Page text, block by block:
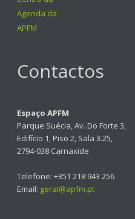
Contactos
Espaço APFM
Parque Suécia, Av. Do Forte 3,
Edifício 1, Piso 2, Sala 3.25,
2794-038 Carnaxide
Telefone: +351 218 943 256
Email: geral@apfm.pt